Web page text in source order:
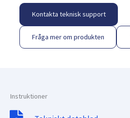
Kontakta teknisk support
Fråga mer om produkten
Instruktioner